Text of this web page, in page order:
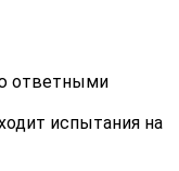
ответными
испытания на